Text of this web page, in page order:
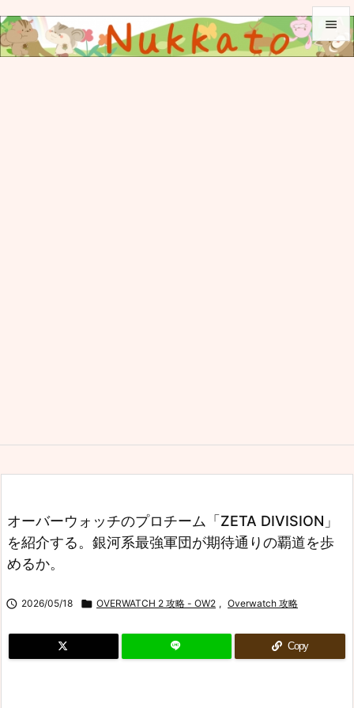


オーバーウォッチのプロチーム「ZETA DIVISION」
を紹介する。銀河系最強軍団が期待通りの覇道を歩
めるか。
 2026/05/18  OVERWATCH 2 攻略 - OW2 , Overwatch 攻略
Copy